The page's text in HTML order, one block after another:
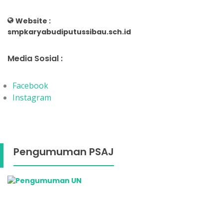
Website :
smpkaryabudiputussibau.sch.id
Media Sosial :
Facebook
Instagram
Pengumuman PSAJ